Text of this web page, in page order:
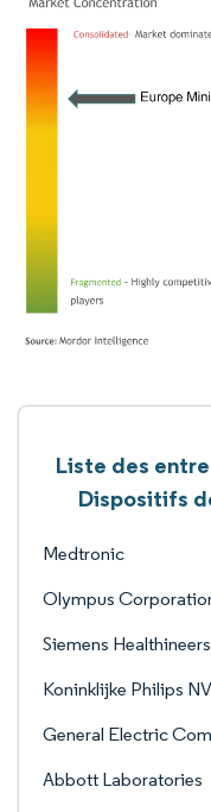
Liste des
Dispositifs
Medtronic
Olympus
Siemens Healthineers
Koninklijke Philips NV
General Electric
Abbott Laboratories